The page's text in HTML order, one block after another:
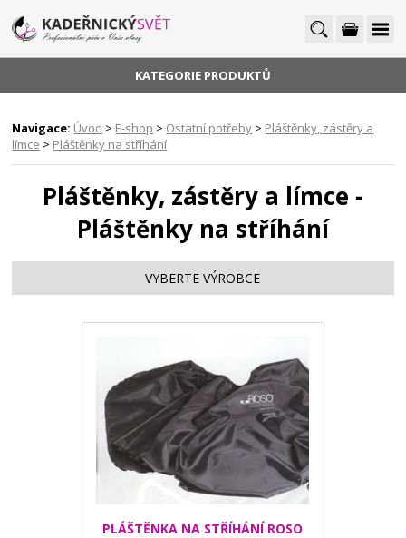
KATEGORIE PRODUKTŮ
Navigace: Úvod > E-shop > Ostatní potřeby > Pláštěnky, zástěry a
límce > Pláštěnky na stříhání
Pláštěnky, zástěry a límce -
Pláštěnky na stříhání
VYBERTE VÝROBCE
PLÁŠTĚNKA NA STŘÍHÁNÍ ROSO